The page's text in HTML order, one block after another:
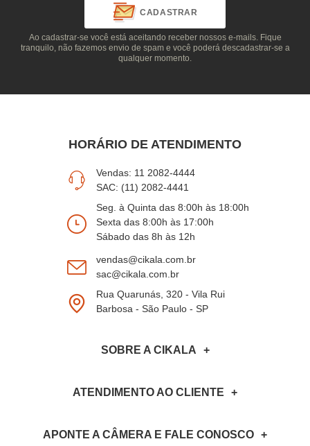
CADASTRAR
Ao cadastrar-se você está aceitando receber nossos e-mails. Fique
tranquilo, não fazemos envio de spam e você poderá descadastrar-se a
qualquer momento.
HORÁRIO DE ATENDIMENTO
Vendas: 11 2082-4444
SAC: (11) 2082-4441
Seg. à Quinta das 8:00h às 18:00h
Sexta das 8:00h às 17:00h
Sábado das 8h às 12h
vendas@cikala.com.br
sac@cikala.com.br
Rua Quarunás, 320 - Vila Rui
Barbosa - São Paulo - SP
SOBRE A CIKALA
ATENDIMENTO AO CLIENTE
APONTE A CÂMERA E FALE CONOSCO